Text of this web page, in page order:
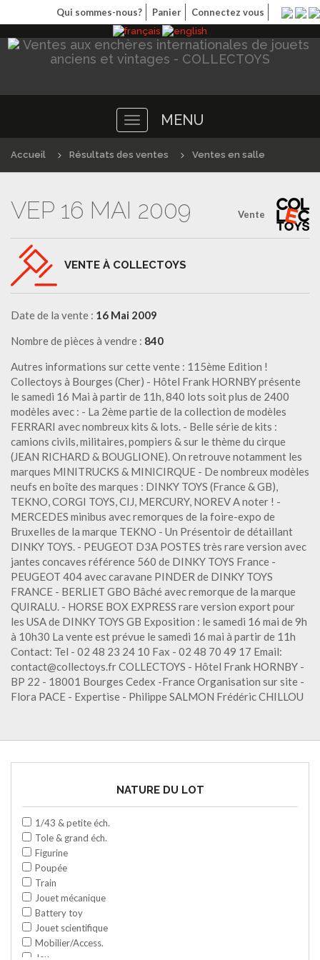
Qui sommes-nous? Panier Connectez vous
Toggle
navigation
MENU
Accueil Résultats des ventes Ventes en salle
Vente
VEP 16 MAI 2009
VENTE À COLLECTOYS
Date de la vente : 16 Mai 2009
Nombre de pièces à vendre : 840
Autres informations sur cette vente : 115ème Edition !
Collectoys à Bourges (Cher) - Hôtel Frank HORNBY présente
le samedi 16 Mai à partir de 11h, 840 lots soit plus de 2400
modèles avec : - La 2ème partie de la collection de modèles
FERRARI avec nombreux kits & lots. - Belle série de kits :
camions civils, militaires, pompiers & sur le thème du cirque
(JEAN RICHARD & BOUGLIONE). On retrouve notamment les
marques MINITRUCKS & MINICIRQUE - De nombreux modèles
neufs en boîte des marques : DINKY TOYS (France & GB),
TEKNO, CORGI TOYS, CIJ, MERCURY, NOREV A noter ! -
MERCEDES minibus avec remorques de la foire-expo de
Bruxelles de la marque TEKNO - Un Présentoir de détaillant
DINKY TOYS. - PEUGEOT D3A POSTES très rare version avec
jantes concaves référence 560 de DINKY TOYS France -
PEUGEOT 404 avec caravane PINDER de DINKY TOYS
FRANCE - BERLIET GBO Bâché avec remorque de la marque
QUIRALU. - HORSE BOX EXPRESS rare version export pour
les USA de DINKY TOYS GB Exposition : le samedi 16 mai de 9h
à 10h30 La vente est prévue le samedi 16 mai à partir de 11h
Contact: Tel - 02 48 23 24 10 Fax - 02 48 70 49 17 Email:
contact@collectoys.fr COLLECTOYS - Hôtel Frank HORNBY -
BP 22 - 18001 Bourges Cedex -France Organisation sur site -
Flora PACE - Expertise - Philippe SALMON Frédéric CHILLOU
NATURE DU LOT
1/43 & petite éch.
Tole & grand éch.
Figurine
Poupée
Train
Jouet mécanique
Battery toy
Jouet scientifique
Mobilier/Access.
Jeu